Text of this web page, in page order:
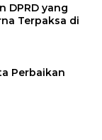
DPRD yang
Terpaksa di
Perbaikan